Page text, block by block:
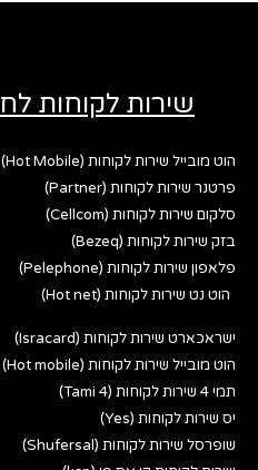
שירות לקוחות
הוט מובייל שירות לקוחות (Hot Mobile)
פרטנר שירות לקוחות (Partner)
סלקום שירות לקוחות (Cellcom)
בזק שירות לקוחות (Bezeq)
פלאפון שירות לקוחות (Pelephone)
הוט נט שירות לקוחות (Hot net)
ישראכארט שירות לקוחות (Isracard)
הוט מובייל שירות לקוחות (Hot mobile)
תמי 4 שירות לקוחות (Tami 4)
יס שירות לקוחות (Yes)
שופרסל שירות לקוחות (Shufersal)